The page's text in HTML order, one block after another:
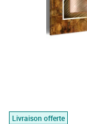
Livraison offerte